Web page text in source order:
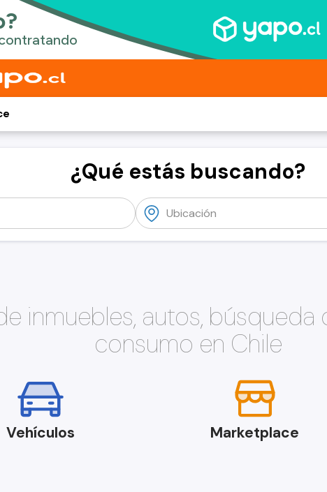
¿Qué estás buscando?
inmuebles, autos,
consumo en Chile
Vehículos Marketplace